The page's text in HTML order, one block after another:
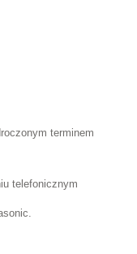
terminem
telefonicznym